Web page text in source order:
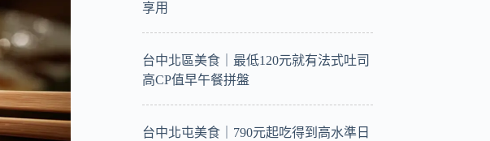
享用
台中北區美食｜最低120元就有法式吐司
高CP值早午餐拼盤
台中北屯美食｜790元起吃得到高水準日